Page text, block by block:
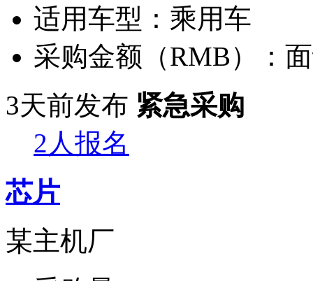
适用车型： 乘用车
采购金额（RMB）：
3天前发布 紧急采购
2人报名
芯片
某主机厂